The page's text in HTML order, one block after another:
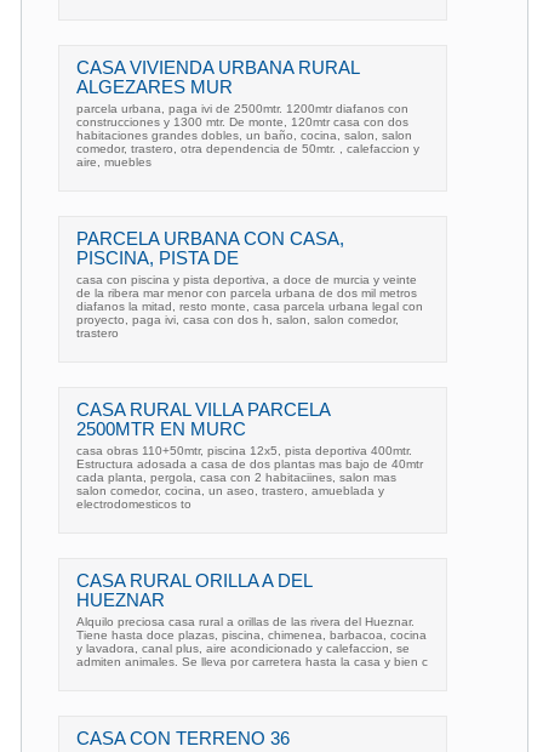
CASA VIVIENDA URBANA RURAL
ALGEZARES MUR
parcela urbana, paga ivi de 2500mtr. 1200mtr diafanos con
construcciones y 1300 mtr. De monte, 120mtr casa con dos
habitaciones grandes dobles, un baño, cocina, salon, salon
comedor, trastero, otra dependencia de 50mtr. , calefaccion y
aire, muebles
PARCELA URBANA CON CASA,
PISCINA, PISTA DE
casa con piscina y pista deportiva, a doce de murcia y veinte
de la ribera mar menor con parcela urbana de dos mil metros
diafanos la mitad, resto monte, casa parcela urbana legal con
proyecto, paga ivi, casa con dos h, salon, salon comedor,
trastero
CASA RURAL VILLA PARCELA
2500MTR EN MURC
casa obras 110+50mtr, piscina 12x5, pista deportiva 400mtr.
Estructura adosada a casa de dos plantas mas bajo de 40mtr
cada planta, pergola, casa con 2 habitaciines, salon mas
salon comedor, cocina, un aseo, trastero, amueblada y
electrodomesticos to
CASA RURAL ORILLA A DEL
HUEZNAR
Alquilo preciosa casa rural a orillas de las rivera del Hueznar.
Tiene hasta doce plazas, piscina, chimenea, barbacoa, cocina
y lavadora, canal plus, aire acondicionado y calefaccion, se
admiten animales. Se lleva por carretera hasta la casa y bien c
CASA CON TERRENO 36